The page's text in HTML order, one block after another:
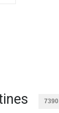
7390